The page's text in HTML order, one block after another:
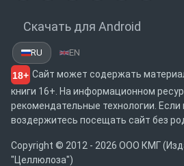
Скачать для Android
RU EN
18+ Сайт может содержать
книги 16+. На информационном
рекомендательные технологии. Если
воздержитесь посещать сайт без
Copyright © 2012 - 2026 ООО КМГ
"Целлюлоза")